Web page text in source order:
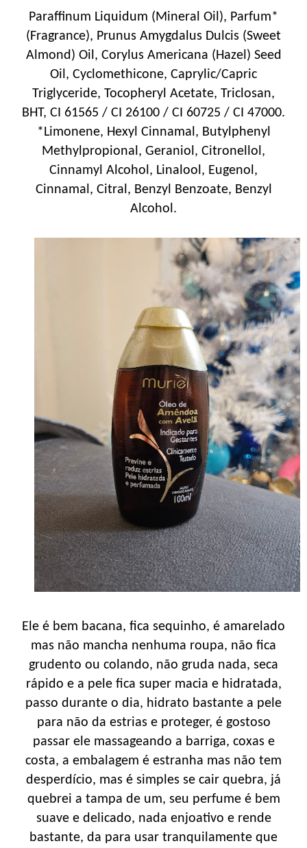
Paraffinum Liquidum (Mineral Oil), Parfum*
(Fragrance), Prunus Amygdalus Dulcis (Sweet
Almond) Oil, Corylus Americana (Hazel) Seed
Oil, Cyclomethicone, Caprylic/Capric
Triglyceride, Tocopheryl Acetate, Triclosan,
BHT, CI 61565 / CI 26100 / CI 60725 / CI 47000.
*Limonene, Hexyl Cinnamal, Butylphenyl
Methylpropional, Geraniol, Citronellol,
Cinnamyl Alcohol, Linalool, Eugenol,
Cinnamal, Citral, Benzyl Benzoate, Benzyl
Alcohol.
Ele é bem bacana, fica sequinho, é amarelado
mas não mancha nenhuma roupa, não fica
grudento ou colando, não gruda nada, seca
rápido e a pele fica super macia e hidratada,
passo durante o dia, hidrato bastante a pele
para não da estrias e proteger, é gostoso
passar ele massageando a barriga, coxas e
costa, a embalagem é estranha mas não tem
desperdício, mas é simples se cair quebra, já
quebrei a tampa de um, seu perfume é bem
suave e delicado, nada enjoativo e rende
bastante, da para usar tranquilamente que